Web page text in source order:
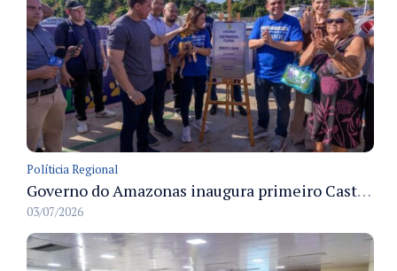
Políticia Regional
Governo do Amazonas inaugura primeiro Castramóvel Fluvial para atendimento veterinário às comunidades ribeirinhas e castração gratuita
03/07/2026